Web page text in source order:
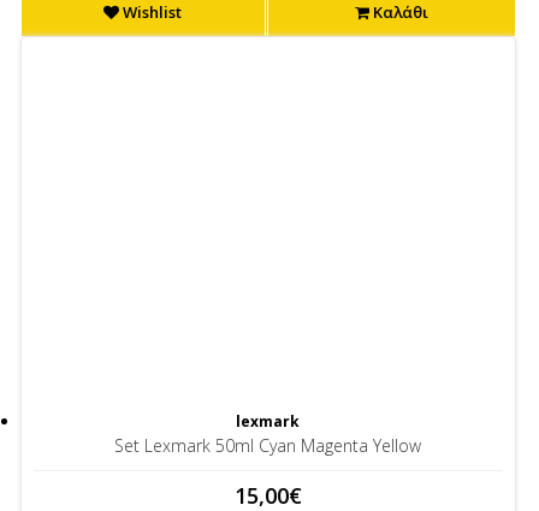
Wishlist Καλάθι
lexmark
Set Lexmark 50ml Cyan Magenta Yellow
15,00€